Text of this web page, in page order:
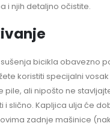
i njih detaljno očistite.
bicikla obavezno
koristiti specijalni
pile, ali nipošto ne
slično. Kapljica ulja će
zadnje mašinice